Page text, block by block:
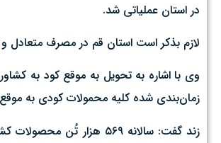
در استان عملیاتی شد.
لازم بذکر است استان قم در مصرف متعادل
زمان‌بندی شده کلیه محمولات کودی به